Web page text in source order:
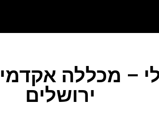
– מכללה
ירושלים